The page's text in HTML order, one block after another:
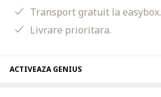
Transport gratuit la easybox.
Livrare prioritara.
ACTIVEAZA GENIUS